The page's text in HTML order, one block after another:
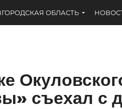
ОБЛАСТЬ
съехал с